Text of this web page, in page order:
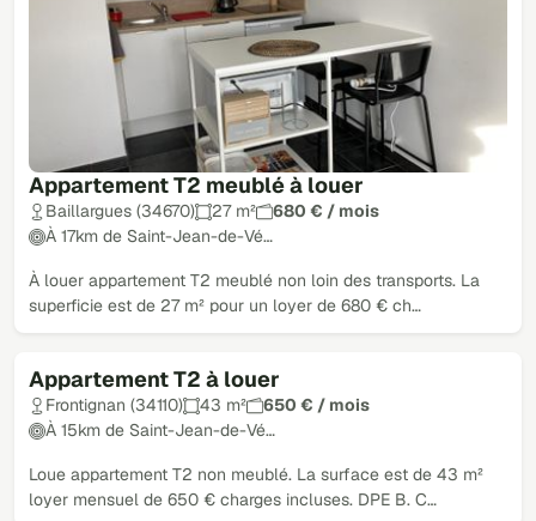
Appartement T2 meublé à louer
Baillargues (34670) 27 m²
680 € / mois
À 17km de Saint-Jean-de-Vé…
À louer appartement T2 meublé non loin des transports. La
superficie est de 27 m² pour un loyer de 680 € ch…
Appartement T2 à louer
Frontignan (34110) 43 m²
650 € / mois
À 15km de Saint-Jean-de-Vé…
Loue appartement T2 non meublé. La surface est de 43 m²
loyer mensuel de 650 € charges incluses. DPE B. C…